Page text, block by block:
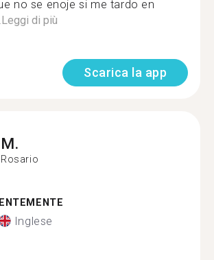
no se enoje si me tardo en
Leggi di più
Scarica la app
M.
Rosario
Inglese